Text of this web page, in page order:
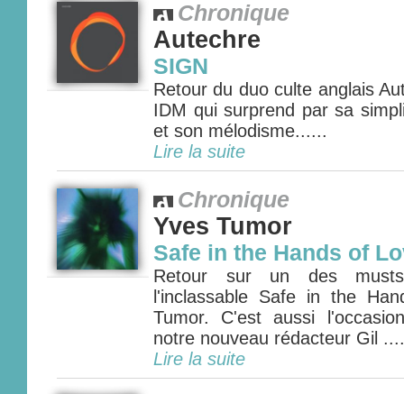
Chronique
Autechre
SIGN
Retour du duo culte anglais
IDM qui surprend par sa
et son mélodisme......
Lire la suite
Chronique
Yves Tumor
Safe in the Hands of
Retour sur un des
l'inclassable Safe in the
Tumor. C'est aussi
notre nouveau rédacteur Gil
Lire la suite